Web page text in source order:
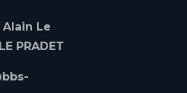
Le
PRADET